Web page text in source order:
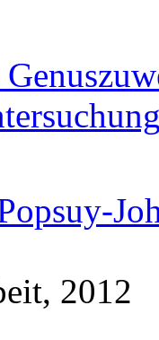
2012